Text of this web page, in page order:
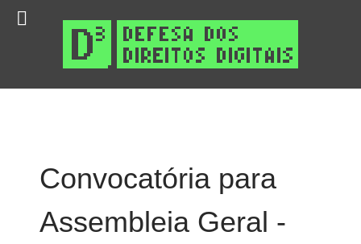
Convocatória para
Assembleia Geral -